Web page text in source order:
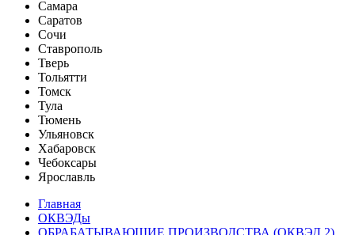
Самара
Саратов
Сочи
Ставрополь
Тверь
Тольятти
Томск
Тула
Тюмень
Ульяновск
Хабаровск
Чебоксары
Ярославль
Главная
ОКВЭДы
ОБРАБАТЫВАЮЩИЕ ПРОИЗВОДСТВА (ОКВЭД 2)